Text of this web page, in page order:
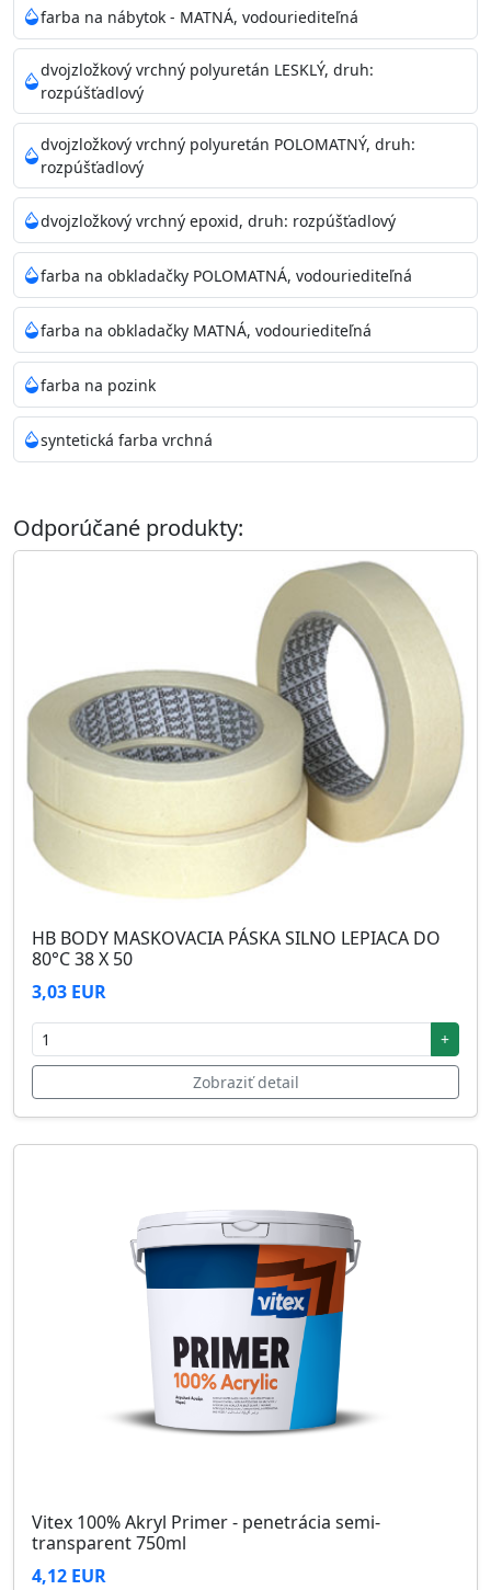
farba na nábytok - MATNÁ, vodouriediteľná
dvojzložkový vrchný polyuretán LESKLÝ, druh:
rozpúšťadlový
dvojzložkový vrchný polyuretán POLOMATNÝ, druh:
rozpúšťadlový
dvojzložkový vrchný epoxid, druh: rozpúšťadlový
farba na obkladačky POLOMATNÁ, vodouriediteľná
farba na obkladačky MATNÁ, vodouriediteľná
farba na pozink
syntetická farba vrchná
Odporúčané produkty:
HB BODY MASKOVACIA PÁSKA SILNO LEPIACA DO
80°C 38 X 50
3,03 EUR
+
Zobraziť detail
Vitex 100% Akryl Primer - penetrácia semi-
transparent 750ml
4,12 EUR